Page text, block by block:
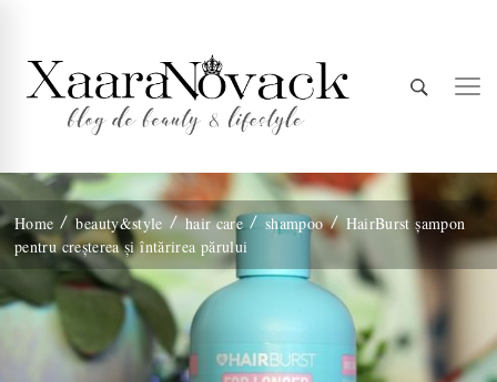
Xaara
Novack
Home beauty&style hair care shampoo
HairBurst șampon
pentru creșterea și întărirea părului